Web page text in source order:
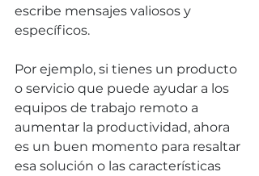
escribe mensajes valiosos y
específicos.
Por ejemplo, si tienes un producto
o servicio que puede ayudar a los
equipos de trabajo remoto a
aumentar la productividad, ahora
es un buen momento para resaltar
esa solución o las características